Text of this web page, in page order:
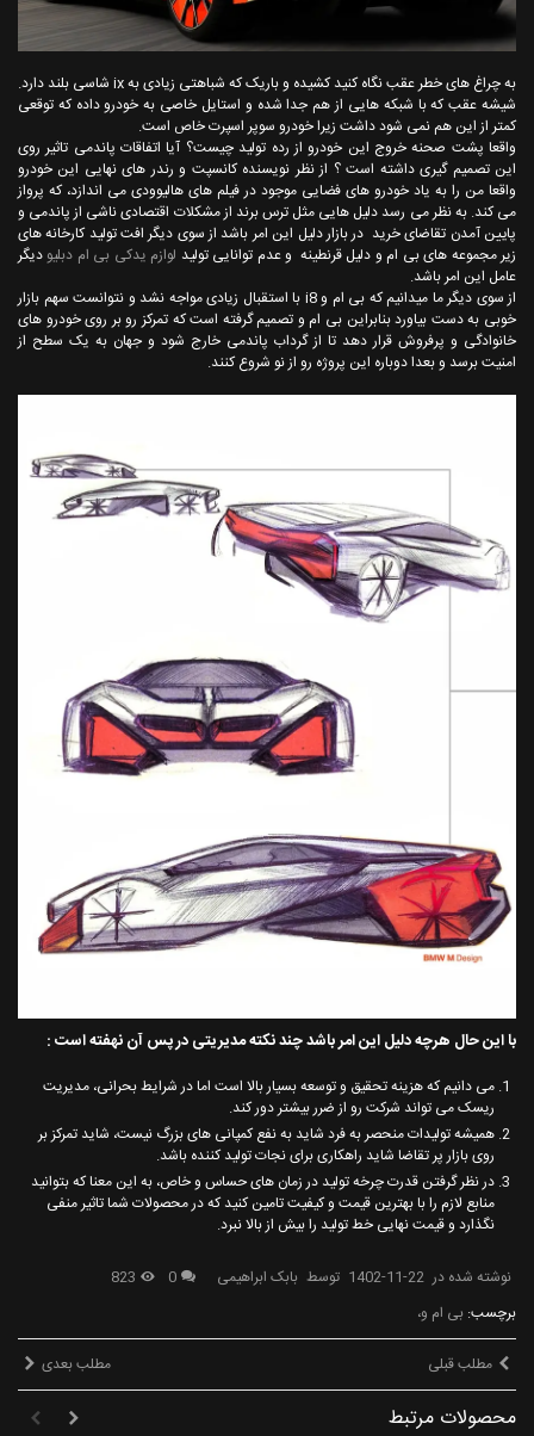
به چراغ های خطر عقب نگاه کنید کشیده و باریک که شباهتی زیادی به ix شاسی بلند دارد.
شیشه عقب که با شبکه هایی از هم جدا شده و استایل خاصی به خودرو داده که توقعی
کمتر از این هم نمی شود داشت زیرا خودرو سوپر اسپرت خاص است.
واقعا پشت صحنه خروج این خودرو از رده تولید چیست؟ آیا اتفاقات پاندمی تاثیر روی
این تصمیم گیری داشته است ؟ از نظر نویسنده کانسپت و رندر های نهایی این خودرو
واقعا من را به یاد خودرو های فضایی موجود در فیلم های هالیوودی می اندازد، که پرواز
می کند. به نظر می رسد دلیل هایی مثل ترس برند از مشکلات اقتصادی ناشی از پاندمی و
پایین آمدن تقاضای خرید در بازار دلیل این امر باشد از سوی دیگر افت تولید کارخانه های
زیر مجموعه های بی ام و دلیل قرنطینه و عدم توانایی تولید لوازم یدکی بی ام دبلیودیگر
عامل این امر باشد.
از سوی دیگر ما میدانیم که بی ام و i8 با استقبال زیادی مواجه نشد و نتوانست سهم بازار
خوبی به دست بیاورد بنابراین بی ام و تصمیم گرفته است که تمرکز رو بر روی خودرو های
خانوادگی و پرفروش قرار دهد تا از گرداب پاندمی خارج شود و جهان به یک سطح از
امنیت برسد و بعدا دوباره این پروژه رو از نو شروع کنند.
با این حال هرچه دلیل این امر باشد چند نکته مدیریتی در پس آن نهفته است :
می دانیم که هزینه تحقیق و توسعه بسیار بالا است اما در شرایط بحرانی، مدیریت
ریسک می تواند شرکت رو از ضرر بیشتر دور کند.
همیشه تولیدات منحصر به فرد شاید به نفع کمپانی های بزرگ نیست، شاید تمرکز بر
روی بازار پر تقاضا شاید راهکاری برای نجات تولید کننده باشد.
در نظر گرفتن قدرت چرخه تولید در زمان های حساس و خاص، به این معنا که بتوانید
منابع لازم را با بهترین قیمت و کیفیت تامین کنید که در محصولات شما تاثیر منفی
نگذارد و قیمت نهایی خط تولید را بیش از بالا نبرد.
نوشته شده در 1402-11-22 توسط بابک ابراهیمی 0
823
برچسب: بی ام و،
مطلب قبلی مطلب بعدی
محصولات مرتبط